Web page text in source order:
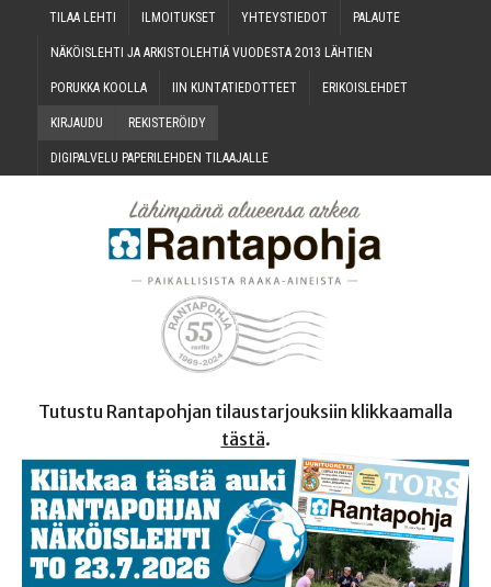
TILAA LEH­TI ILMOI­TUK­SET YHTEYS­TIE­DOT PALAU­TE
NÄKÖIS­LEH­TI JA ARKIS­TO­LEH­TIÄ VUO­DES­TA 2013 LÄHTIEN
PORUK­KA KOOLLA IIN KUN­TA­TIE­DOT­TEET ERI­KOIS­LEH­DET
KIR­JAU­DU REKIS­TE­RÖI­DY
DIGI­PAL­VE­LU PAPE­RI­LEH­DEN TILAAJALLE
Tutustu Rantapohjan tilaustarjouksiin klikkaamalla
tästä.